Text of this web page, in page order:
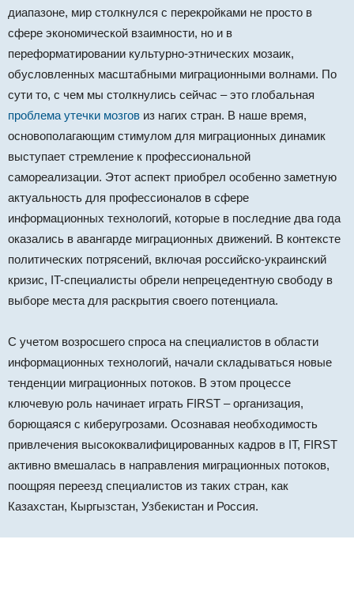
диапазоне, мир столкнулся с перекройками не просто в
сфере экономической взаимности, но и в
переформатировании культурно-этнических мозаик,
обусловленных масштабными миграционными волнами. По
сути то, с чем мы столкнулись сейчас – это глобальная
проблема утечки мозгов из нагих стран. В наше время,
основополагающим стимулом для миграционных динамик
выступает стремление к профессиональной
самореализации. Этот аспект приобрел особенно заметную
актуальность для профессионалов в сфере
информационных технологий, которые в последние два года
оказались в авангарде миграционных движений. В контексте
политических потрясений, включая российско-украинский
кризис, IT-специалисты обрели непрецедентную свободу в
выборе места для раскрытия своего потенциала.
С учетом возросшего спроса на специалистов в области
информационных технологий, начали складываться новые
тенденции миграционных потоков. В этом процессе
ключевую роль начинает играть FIRST – организация,
борющаяся с киберугрозами. Осознавая необходимость
привлечения высококвалифицированных кадров в IT, FIRST
активно вмешалась в направления миграционных потоков,
поощряя переезд специалистов из таких стран, как
Казахстан, Кыргызстан, Узбекистан и Россия.